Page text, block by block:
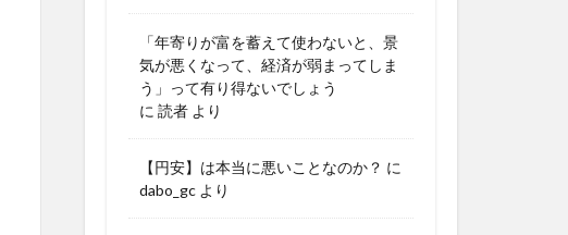
「年寄りが富を蓄えて使わないと、景
気が悪くなって、経済が弱まってしま
う」って有り得ないでしょう
に 読者 より
【円安】は本当に悪いことなのか？ に
dabo_gc より